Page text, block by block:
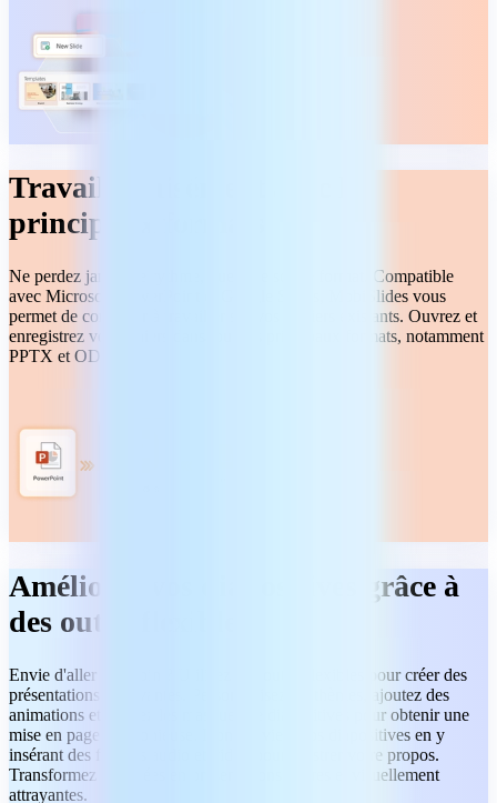
Travaillez aisément avec les
principaux formats
Ne perdez jamais le rythme, quel que soit le format. Compatible
avec Microsoft PowerPoint et Google Slides, MobiSlides vous
permet de continuer à travailler sur vos fichiers existants. Ouvrez et
enregistrez vos fichiers dans tous les principaux formats, notamment
PPTX et ODP.
Améliorez vos diapositives grâce à
des outils flexibles
Envie d'aller plus loin ? Utilisez des outils flexibles pour créer des
présentations captivantes. Personnalisez les thèmes, ajoutez des
animations et utilisez les masques de diapositives pour obtenir une
mise en page harmonieuse. Donnez vie à vos diapositives en y
insérant des fichiers audio et vidéo pour illustrer votre propos.
Transformez vos idées en présentations claires et visuellement
attrayantes.